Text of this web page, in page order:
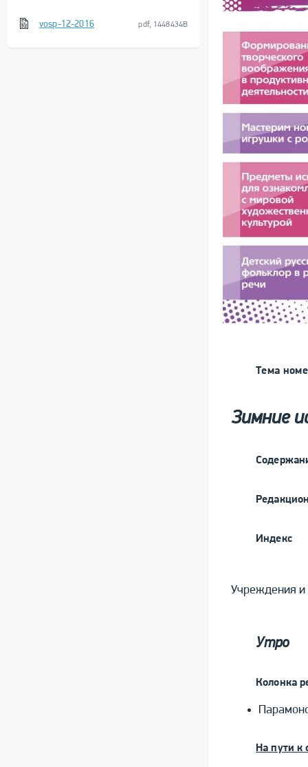
vosp-12-2016 pdf, 1448434B
Тема
Зимние
Индекс
Учреждения
Утро
Колонка
На пути к